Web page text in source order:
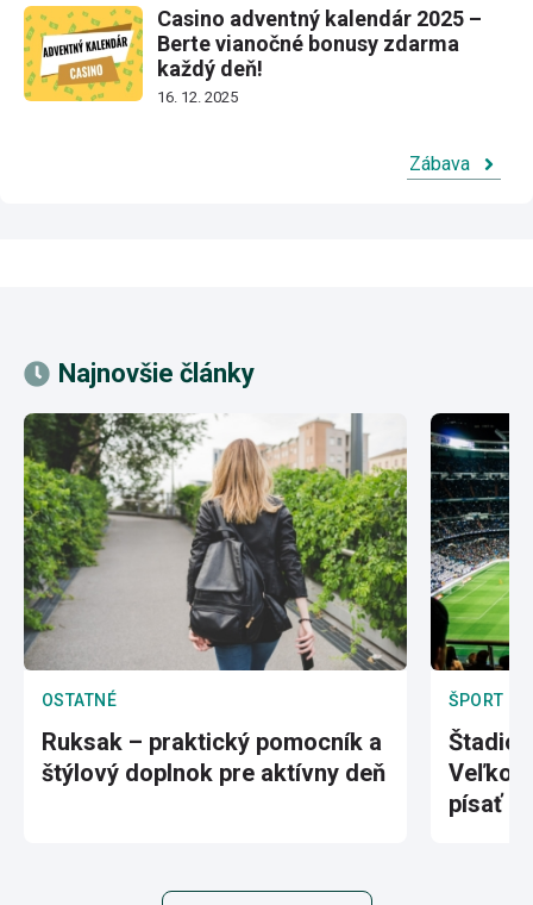
Casino adventný kalendár 2025 –
Berte vianočné bonusy zdarma
každý deň!
16. 12. 2025
Zábava
Najnovšie články
OSTATNÉ
Ruksak – praktický pomocník a
štýlový doplnok pre aktívny deň
ŠPORT
písať